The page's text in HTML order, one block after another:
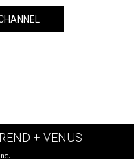
+ VENUS